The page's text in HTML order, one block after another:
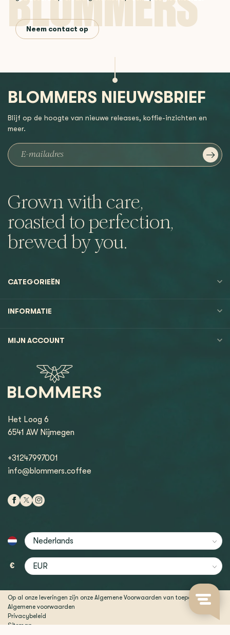
Neem contact op
Grown with care,
roasted to perfection,
brewed by you.
BLOMMERS NIEUWSBRIEF
Blijf op de hoogte van nieuwe releases, koffie-inzichten en
meer.
CATEGORIEËN
INFORMATIE
MIJN ACCOUNT
Het Loog 6
6541 AW Nijmegen
+31247997001
info@blommers.coffee
€
Op al onze leveringen zijn onze Algemene Voorwaarden van toepassing
Algemene voorwaarden
Privacybeleid
Sitemap